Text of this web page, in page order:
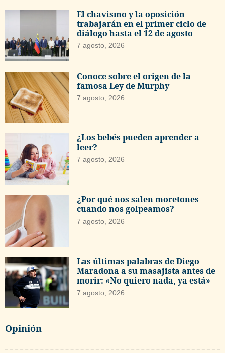
El chavismo y la oposición
trabajarán en el primer ciclo de
diálogo hasta el 12 de agosto
7 agosto, 2026
Conoce sobre el origen de la
famosa Ley de Murphy
7 agosto, 2026
¿Los bebés pueden aprender a
leer?
7 agosto, 2026
¿Por qué nos salen moretones
cuando nos golpeamos?
7 agosto, 2026
Las últimas palabras de Diego
Maradona a su masajista antes de
morir: «No quiero nada, ya está»
7 agosto, 2026
Opinión